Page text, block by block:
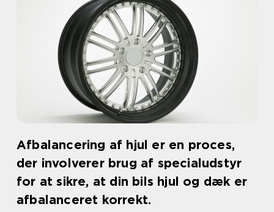
Afbalancering af hjul er en proces,
der involverer brug af specialudstyr
for at sikre, at din bils hjul og dæk er
afbalanceret korrekt.